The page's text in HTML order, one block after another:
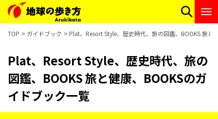
TOP ガイドブック Plat、Resort Style、歴史時代、旅の図鑑、BOOKS 旅と
Plat、Resort Style、歴史時代、旅の
図鑑、BOOKS 旅と健康、BOOKSのガ
イドブック一覧